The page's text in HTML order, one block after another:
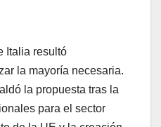
Italia resultó
la mayoría necesaria.
la propuesta tras la
para el sector